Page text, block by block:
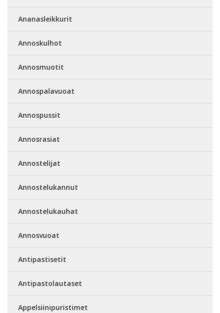
Ananasleikkurit
Annoskulhot
Annosmuotit
Annospalavuoat
Annospussit
Annosrasiat
Annostelijat
Annostelukannut
Annostelukauhat
Annosvuoat
Antipastisetit
Antipastolautaset
Appelsiinipuristimet